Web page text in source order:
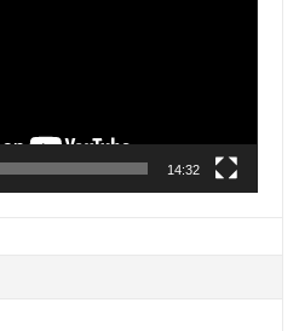
14:32